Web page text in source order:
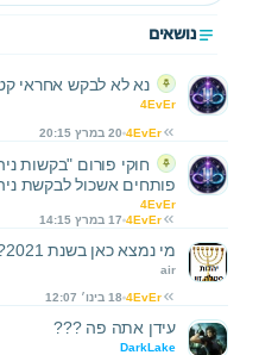
נושאים
נא לא לבקש אחראי
4EvEr
4EvEr 20 במרץ 20:15
חוקי פורום "בקשות
פותחים אשכול לבקשת
4EvEr
4EvEr 17 במרץ 14:15
מי נמצא כאן בשנת 2021?
air
4EvEr 18 בינו׳ 12:07
עידן אתה פה ???
DarkLake